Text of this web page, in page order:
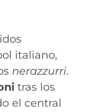
italiano,
nerazzurri.
tras los
el central